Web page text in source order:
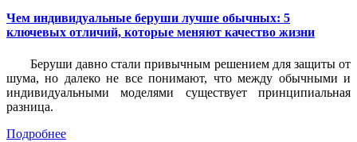
Чем индивидуальные беруши лучше обычных: 5
ключевых отличий, которые меняют качество жизни
Беруши давно стали привычным решением для защиты от
шума, но далеко не все понимают, что между обычными и
индивидуальными моделями существует принципиальная
разница.
Подробнее